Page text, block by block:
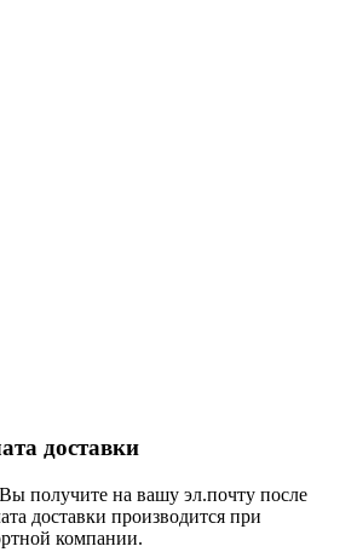
доставки
получите на вашу эл.почту после
доставки производится при
компании.